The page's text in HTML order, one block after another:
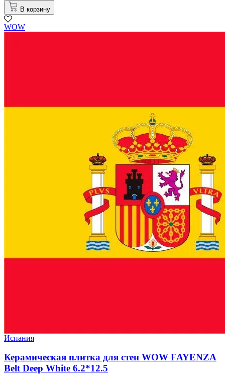
В корзину
WOW
Испания
Керамическая плитка для стен WOW FAYENZA
Belt Deep White 6.2*12.5